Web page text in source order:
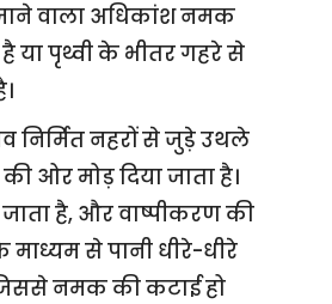
वाला अधिकांश नमक
या पृथ्वी के भीतर गहरे से
निर्मित नहरों से जुड़े उथले
ओर मोड़ दिया जाता है।
है, और वाष्पीकरण की
माध्यम से पानी धीरे-धीरे
नमक की कटाई हो